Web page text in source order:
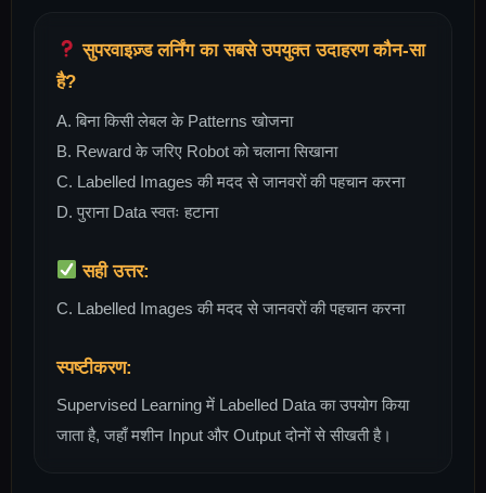
सुपरवाइज़्ड लर्निंग का सबसे उपयुक्त उदाहरण कौन-सा
है?
A. बिना किसी लेबल के Patterns खोजना
B. Reward के जरिए Robot को चलाना सिखाना
C. Labelled Images की मदद से जानवरों की पहचान करना
D. पुराना Data स्वतः हटाना
सही उत्तर:
C. Labelled Images की मदद से जानवरों की पहचान करना
स्पष्टीकरण:
Supervised Learning में Labelled Data का उपयोग किया
जाता है, जहाँ मशीन Input और Output दोनों से सीखती है।